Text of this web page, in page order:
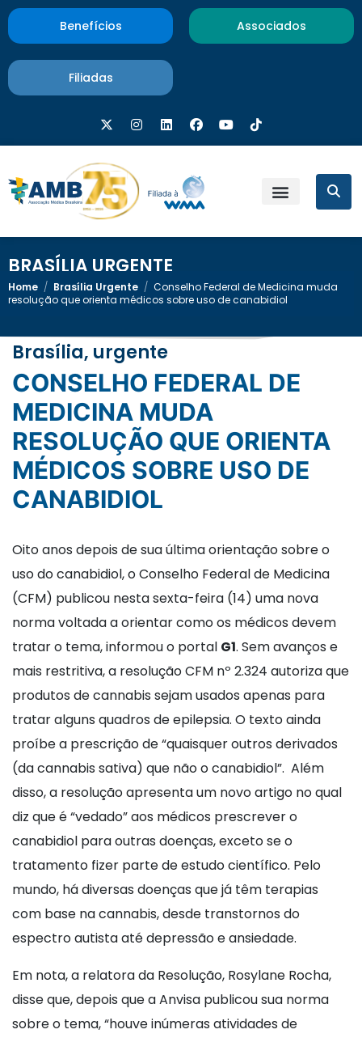
Benefícios Associados
Filiadas
BRASÍLIA URGENTE
Home / Brasília Urgente / Conselho Federal de Medicina muda
resolução que orienta médicos sobre uso de canabidiol
Brasília, urgente
CONSELHO FEDERAL DE
MEDICINA MUDA
RESOLUÇÃO QUE ORIENTA
MÉDICOS SOBRE USO DE
CANABIDIOL
Oito anos depois de sua última orientação sobre o
uso do canabidiol, o Conselho Federal de Medicina
(CFM) publicou nesta sexta-feira (14) uma nova
norma voltada a orientar como os médicos devem
tratar o tema, informou o portal G1. Sem avanços e
mais restritiva, a resolução CFM nº 2.324 autoriza que
produtos de cannabis sejam usados apenas para
tratar alguns quadros de epilepsia. O texto ainda
proíbe a prescrição de “quaisquer outros derivados
(da cannabis sativa) que não o canabidiol”. Além
disso, a resolução apresenta um novo artigo no qual
diz que é “vedado” aos médicos prescrever o
canabidiol para outras doenças, exceto se o
tratamento fizer parte de estudo científico. Pelo
mundo, há diversas doenças que já têm terapias
com base na cannabis, desde transtornos do
espectro autista até depressão e ansiedade.
Em nota, a relatora da Resolução, Rosylane Rocha,
disse que, depois que a Anvisa publicou sua norma
sobre o tema, “houve inúmeras atividades de